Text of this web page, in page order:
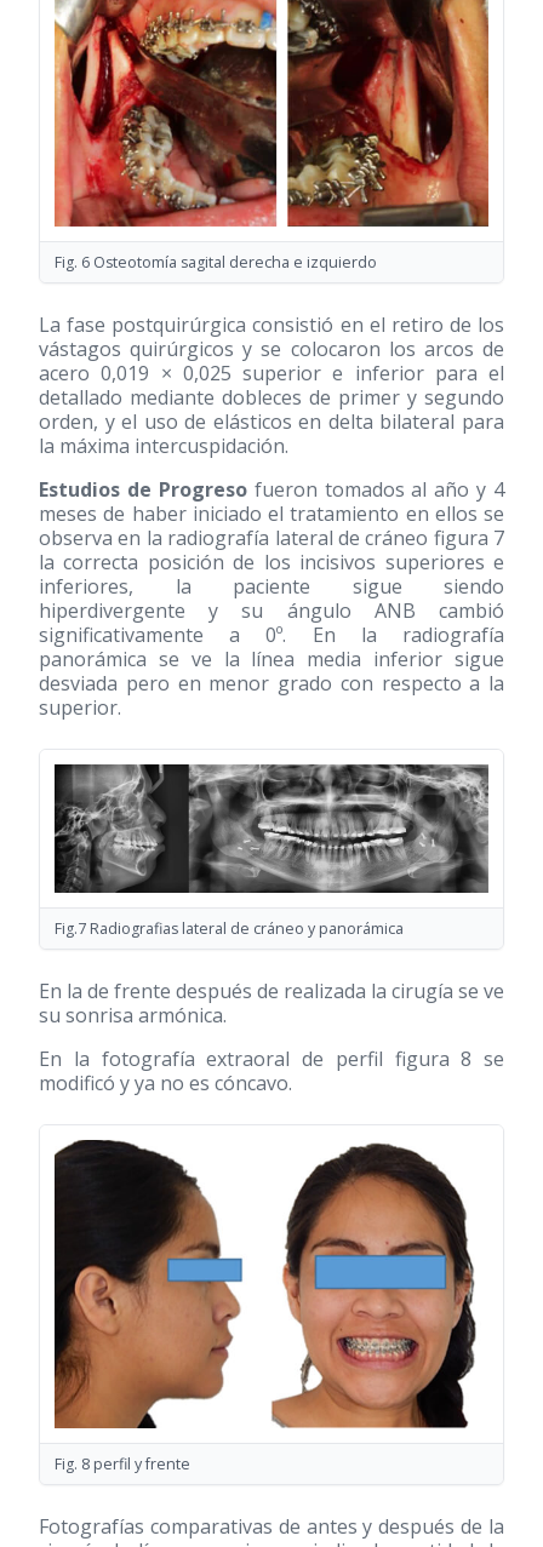
Fig. 6 Osteotomía sagital derecha e izquierdo
La fase postquirúrgica consistió en el retiro de los
vástagos quirúrgicos y se colocaron los arcos de
acero 0,019 × 0,025 superior e inferior para el
detallado mediante dobleces de primer y segundo
orden, y el uso de elásticos en delta bilateral para
la máxima intercuspidación.
Estudios de Progresofueron tomados al año y 4
meses de haber iniciado el tratamiento en ellos se
observa en la radiografía lateral de cráneo figura 7
la correcta posición de los incisivos superiores e
inferiores, la paciente sigue siendo
hiperdivergente y su ángulo ANB cambió
significativamente a 0º. En la radiografía
panorámica se ve la línea media inferior sigue
desviada pero en menor grado con respecto a la
superior.
Fig.7 Radiografias lateral de cráneo y panorámica
En la de frente después de realizada la cirugía se ve
su sonrisa armónica.
En la fotografía extraoral de perfil figura 8 se
modificó y ya no es cóncavo.
Fig. 8 perfil y frente
Fotografías comparativas de antes y después de la